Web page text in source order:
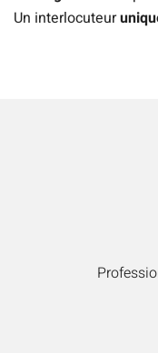
Un interlocuteur